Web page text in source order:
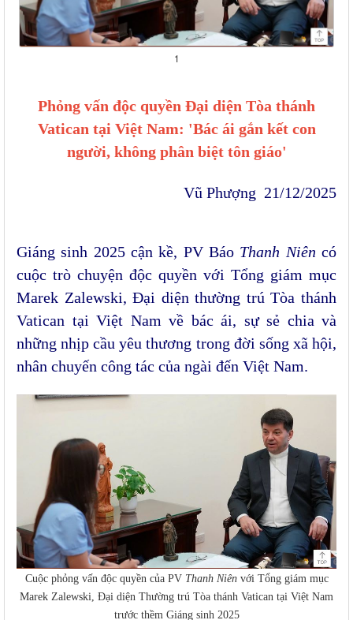
1
Phỏng vấn độc quyền Đại diện Tòa thánh
Vatican tại Việt Nam: 'Bác ái gắn kết con
người, không phân biệt tôn giáo'
Vũ Phượng 21/12/2025
Giáng sinh 2025 cận kề, PV Báo Thanh Niên có
cuộc trò chuyện độc quyền với Tổng giám mục
Marek Zalewski, Đại diện thường trú Tòa thánh
Vatican tại Việt Nam về bác ái, sự sẻ chia và
những nhịp cầu yêu thương trong đời sống xã hội,
nhân chuyến công tác của ngài đến Việt Nam.
Cuộc phỏng vấn độc quyền của PV Thanh Niênvới Tổng giám mục
Marek Zalewski, Đại diện Thường trú Tòa thánh Vatican tại Việt Nam
trước thềm Giáng sinh 2025